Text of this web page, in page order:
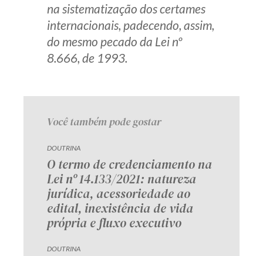
na sistematização dos certames
internacionais, padecendo, assim,
do mesmo pecado da Lei nº
8.666, de 1993.
Você também pode gostar
DOUTRINA
O termo de credenciamento na
Lei nº 14.133/2021: natureza
jurídica, acessoriedade ao
edital, inexistência de vida
própria e fluxo executivo
DOUTRINA